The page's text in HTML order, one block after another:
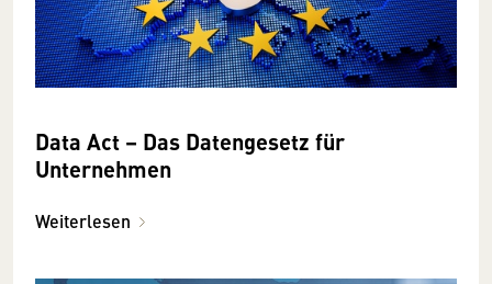
Data Act – Das Datengesetz für
Unternehmen
Weiterlesen